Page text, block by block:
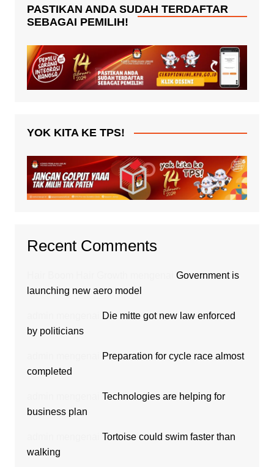
PASTIKAN ANDA SUDAH TERDAFTAR
SEBAGAI PEMILIH!
YOK KITA KE TPS!
Recent Comments
Government is
launching new aero model
Die mitte got new law enforced
by politicians
Preparation for cycle race almost
completed
Technologies are helping for
business plan
Tortoise could swim faster than
walking